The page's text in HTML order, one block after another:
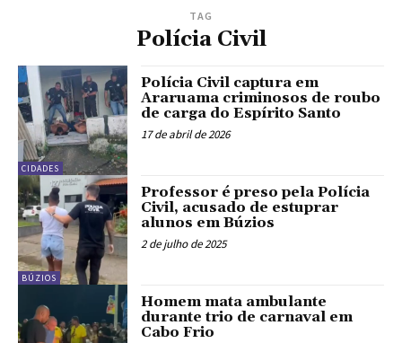
TAG
Polícia Civil
CIDADES
Polícia Civil captura em
Araruama criminosos de roubo
de carga do Espírito Santo
17 de abril de 2026
BÚZIOS
Professor é preso pela Polícia
Civil, acusado de estuprar
alunos em Búzios
2 de julho de 2025
Homem mata ambulante
durante trio de carnaval em
Cabo Frio